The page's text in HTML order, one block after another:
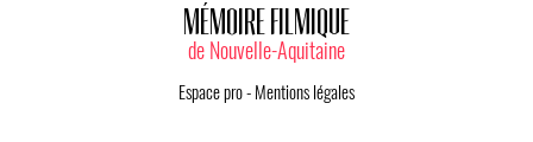
MÉMOIRE FILMIQUE
de Nouvelle-Aquitaine
Espace pro- Mentions légales